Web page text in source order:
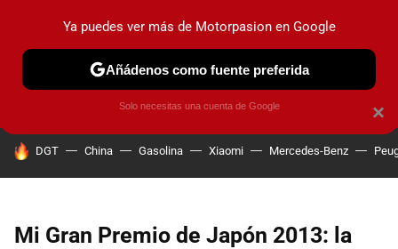
PRUEBAS COCHES ELÉCTRICOS OBSERVATORIO
HOY SE HABLA DE
DGT China Gasolina Xiaomi Mercedes-Benz
Mi Gran Premio de Japón 2013: la
×
Ya puedes ver más de Motorpasion en Google
Añádenos como fuente preferida
Solo necesitas una cuenta de Google